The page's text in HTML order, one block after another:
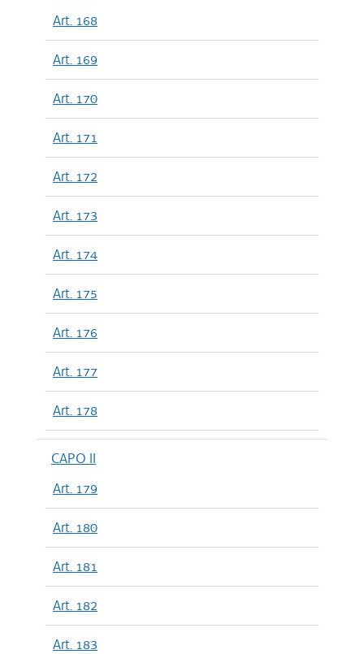
Art. 168
Art. 169
Art. 170
Art. 171
Art. 172
Art. 173
Art. 174
Art. 175
Art. 176
Art. 177
Art. 178
CAPO II
Art. 179
Art. 180
Art. 181
Art. 182
Art. 183